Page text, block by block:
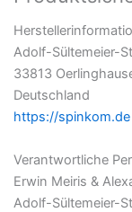
Adolf-Sültemeier-
33813
Deutschland
https://spinkom.de
Verantwortliche
Erwin Meiris &
Adolf-Sültemeier-